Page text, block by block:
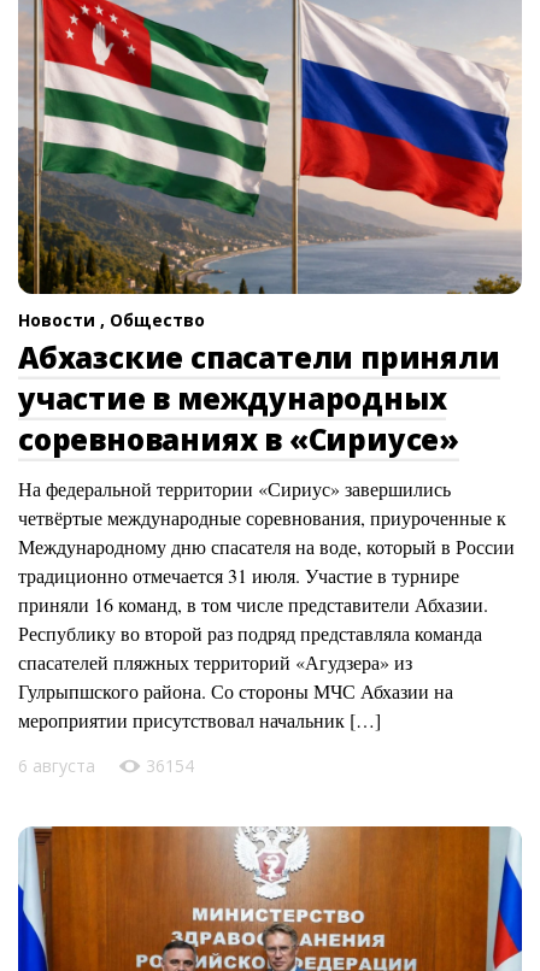
Новости , Общество
Абхазские спасатели приняли
участие в международных
соревнованиях в «Сириусе»
На федеральной территории «Сириус» завершились
четвёртые международные соревнования, приуроченные к
Международному дню спасателя на воде, который в России
традиционно отмечается 31 июля. Участие в турнире
приняли 16 команд, в том числе представители Абхазии.
Республику во второй раз подряд представляла команда
спасателей пляжных территорий «Агудзера» из
Гулрыпшского района. Со стороны МЧС Абхазии на
мероприятии присутствовал начальник […]
6 августа 36154